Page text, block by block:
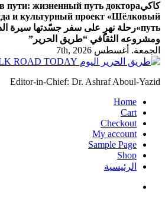
كاكيпути: жизненный путь доктора
и культурный проект «Шёлковый
путь» رحلة نهرٍ على سفر جسّدتها سيرة
ومشروعه الثقافي “طريق الحرير”
الجمعة. أغسطس 7th, 2026
Editor-in-Chief: Dr. Ashraf Aboul-Yazid
Home
Cart
Checkout
My account
Sample Page
Shop
الرئيسية